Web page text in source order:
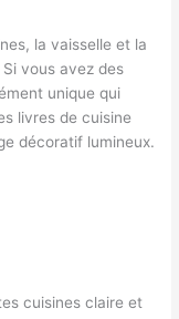
la vaisselle et la
vous avez des
unique qui
livres de cuisine
décoratif lumineux.
cuisines claire et